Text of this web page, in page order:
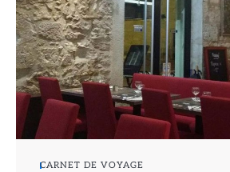
CARNET DE VOYAGE